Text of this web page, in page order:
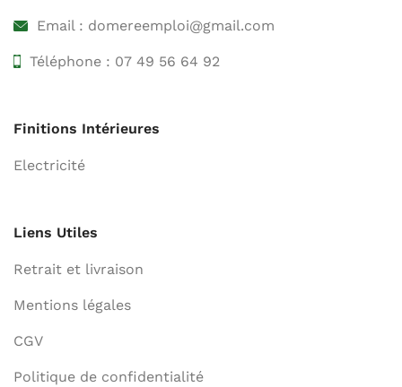
Email : domereemploi@gmail.com
Téléphone : 07 49 56 64 92
Finitions Intérieures
Electricité
Liens Utiles
Retrait et livraison
Mentions légales
CGV
Politique de confidentialité